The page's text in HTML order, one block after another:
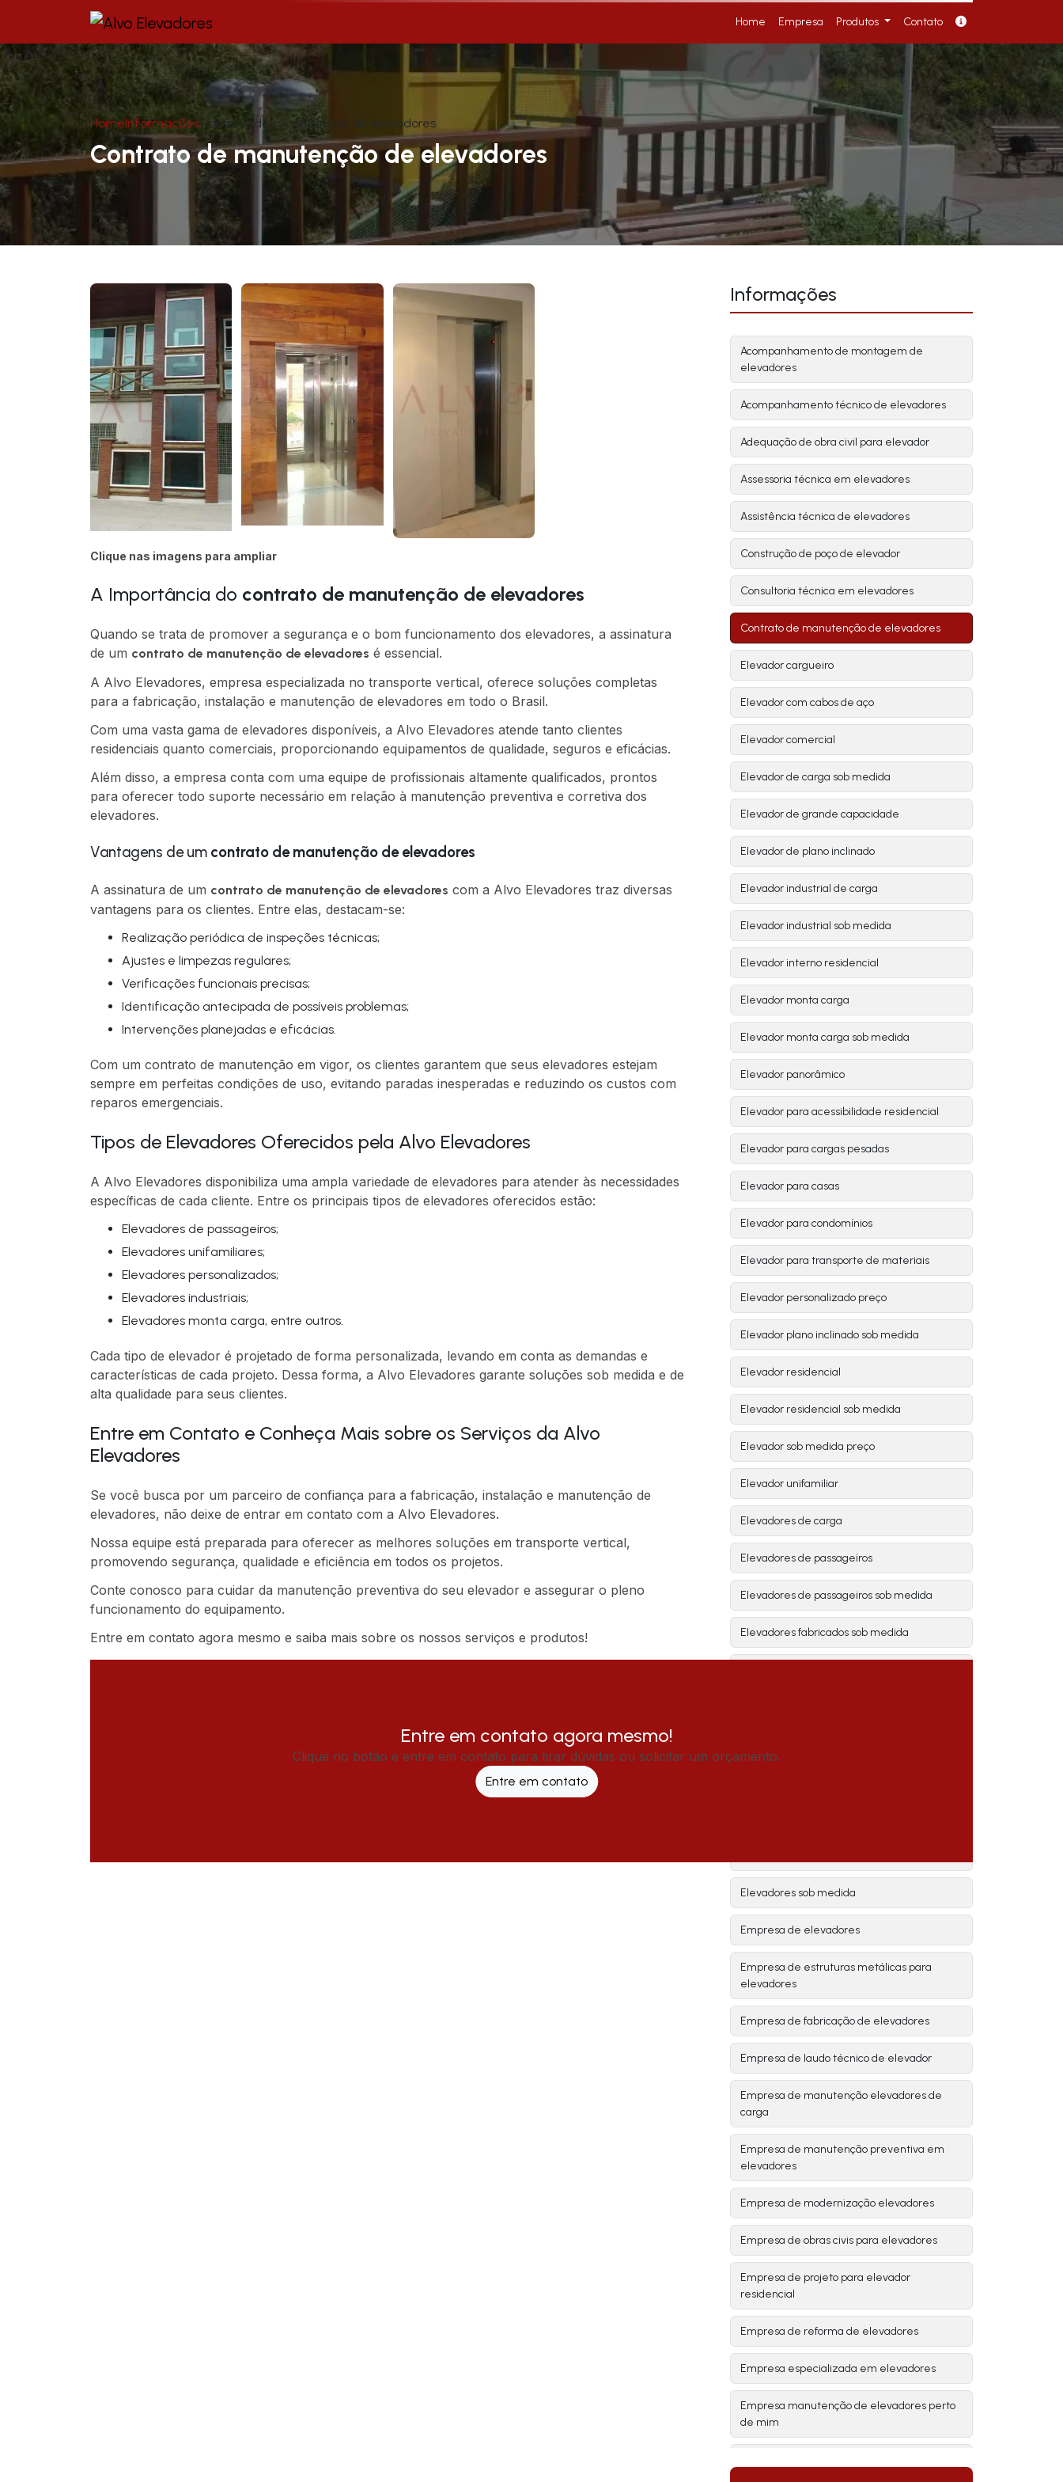
Home Empresa Produtos Contato
HomeInformaçõesContrato de manutenção de elevadores
Contrato de manutenção de elevadores
Clique nas imagens para ampliar
A Importância do contrato de manutenção de elevadores
Quando se trata de promover a segurança e o bom funcionamento dos elevadores, a assinatura
de um contrato de manutenção de elevadores é essencial.
A Alvo Elevadores, empresa especializada no transporte vertical, oferece soluções completas
para a fabricação, instalação e manutenção de elevadores em todo o Brasil.
Com uma vasta gama de elevadores disponíveis, a Alvo Elevadores atende tanto clientes
residenciais quanto comerciais, proporcionando equipamentos de qualidade, seguros e eficácias.
Além disso, a empresa conta com uma equipe de profissionais altamente qualificados, prontos
para oferecer todo suporte necessário em relação à manutenção preventiva e corretiva dos
elevadores.
Vantagens de um contrato de manutenção de elevadores
A assinatura de um contrato de manutenção de elevadores com a Alvo Elevadores traz diversas
vantagens para os clientes. Entre elas, destacam-se:
Realização periódica de inspeções técnicas;
Ajustes e limpezas regulares;
Verificações funcionais precisas;
Identificação antecipada de possíveis problemas;
Intervenções planejadas e eficácias.
Com um contrato de manutenção em vigor, os clientes garantem que seus elevadores estejam
sempre em perfeitas condições de uso, evitando paradas inesperadas e reduzindo os custos com
reparos emergenciais.
Tipos de Elevadores Oferecidos pela Alvo Elevadores
A Alvo Elevadores disponibiliza uma ampla variedade de elevadores para atender às necessidades
específicas de cada cliente. Entre os principais tipos de elevadores oferecidos estão:
Elevadores de passageiros;
Elevadores unifamiliares;
Elevadores personalizados;
Elevadores industriais;
Elevadores monta carga, entre outros.
Cada tipo de elevador é projetado de forma personalizada, levando em conta as demandas e
características de cada projeto. Dessa forma, a Alvo Elevadores garante soluções sob medida e de
alta qualidade para seus clientes.
Entre em Contato e Conheça Mais sobre os Serviços da Alvo
Elevadores
Se você busca por um parceiro de confiança para a fabricação, instalação e manutenção de
elevadores, não deixe de entrar em contato com a Alvo Elevadores.
Nossa equipe está preparada para oferecer as melhores soluções em transporte vertical,
promovendo segurança, qualidade e eficiência em todos os projetos.
Conte conosco para cuidar da manutenção preventiva do seu elevador e assegurar o pleno
funcionamento do equipamento.
Entre em contato agora mesmo e saiba mais sobre os nossos serviços e produtos!
Entre em contato agora mesmo!
Clique no botão e entre em contato para tirar dúvidas ou solicitar um orçamento.
Entre em contato
Informações
Acompanhamento de montagem de
elevadores
Acompanhamento técnico de elevadores
Adequação de obra civil para elevador
Assessoria técnica em elevadores
Assistência técnica de elevadores
Construção de poço de elevador
Consultoria técnica em elevadores
Contrato de manutenção de elevadores
Elevador cargueiro
Elevador com cabos de aço
Elevador comercial
Elevador de carga sob medida
Elevador de grande capacidade
Elevador de plano inclinado
Elevador industrial de carga
Elevador industrial sob medida
Elevador interno residencial
Elevador monta carga
Elevador monta carga sob medida
Elevador panorâmico
Elevador para acessibilidade residencial
Elevador para cargas pesadas
Elevador para casas
Elevador para condomínios
Elevador para transporte de materiais
Elevador personalizado preço
Elevador plano inclinado sob medida
Elevador residencial
Elevador residencial sob medida
Elevador sob medida preço
Elevador unifamiliar
Elevadores de carga
Elevadores de passageiros
Elevadores de passageiros sob medida
Elevadores fabricados sob medida
Elevadores sob medida
Empresa de elevadores
Empresa de estruturas metálicas para
elevadores
Empresa de fabricação de elevadores
Empresa de laudo técnico de elevador
Empresa de manutenção elevadores de
carga
Empresa de manutenção preventiva em
elevadores
Empresa de modernização elevadores
Empresa de obras civis para elevadores
Empresa de projeto para elevador
residencial
Empresa de reforma de elevadores
Empresa especializada em elevadores
Empresa manutenção de elevadores perto
de mim